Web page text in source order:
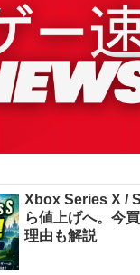
Xbox Series X /
ら値上げへ。今
理由も解説